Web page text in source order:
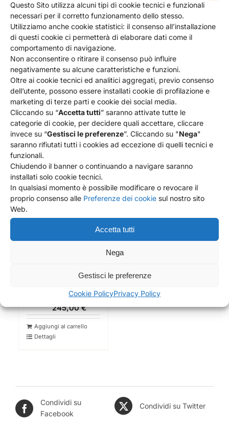
Questo Sito utilizza alcuni tipi di cookie tecnici e funzionali
necessari per il corretto funzionamento dello stesso.
Utilizziamo anche cookie statistici: il consenso all’installazione
di questi cookie ci permetterà di elaborare dati come il
comportamento di navigazione.
Non acconsentire o ritirare il consenso può influire
negativamente su alcune caratteristiche e funzioni.
Oltre ai cookie tecnici ed analitici aggregati, previo consenso
dell’utente, possono essere installati cookie di profilazione e
marketing di terze parti e cookie dei social media.
Cliccando su “Accetta tutti” saranno attivate tutte le
categorie di cookie, per decidere quali accettare, cliccare
invece su “Gestisci le preferenze”. Cliccando su "Nega"
saranno rifiutati tutti i cookies ad eccezione di quelli tecnici e
funzionali.
Chiudendo il banner o continuando a navigare saranno
installati solo cookie tecnici.
In qualsiasi momento è possibile modificare o revocare il
proprio consenso alle Preferenze dei cookie sul nostro sito
Web.
Accetta tutti
Nega
Gestisci le preferenze
Cookie PolicyPrivacy Policy
TESTA DI MORO DONNA
CILIEGIA DELL’ETNA – 33
CM – CARUSI
245,00 €
Aggiungi al carrello
Dettagli
TESTA DI MORO DONNA
MANDARINO – 33 CM –
CARUSI
245,00 €
Aggiungi al carrello
Dettagli
TESTA DI MORO UOMO
245,00€
Aggiungi al carrello
Dettagli
Condividi su
Facebook
Condividi su Twitter